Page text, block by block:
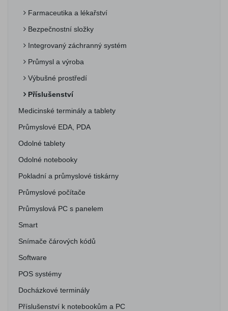
Farmaceutika a lékařství
Bezpečnostní složky
Integrovaný záchranný systém
Průmysl a výroba
Výbušné prostředí
Příslušenství
Medicinské terminály a tablety
Průmyslové EDA, PDA
Odolné tablety
Odolné notebooky
Pokladní a průmyslové tiskárny
Průmyslové počítače
Průmyslová PC s panelem
Smart
Snímače čárových kódů
Software
POS systémy
Docházkové terminály
Příslušenství k notebookům a PC